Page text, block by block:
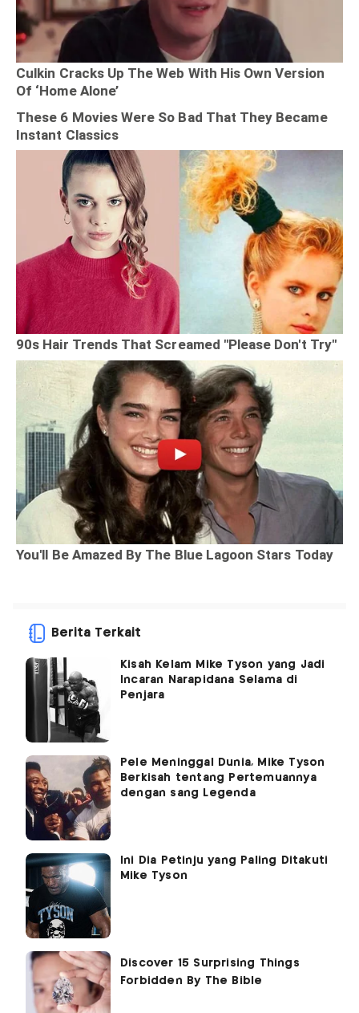
Berita Terkait
Kisah Kelam Mike Tyson yang Jadi
Incaran Narapidana Selama di
Penjara
Pele Meninggal Dunia, Mike Tyson
Berkisah tentang Pertemuannya
dengan sang Legenda
Ini Dia Petinju yang Paling Ditakuti
Mike Tyson